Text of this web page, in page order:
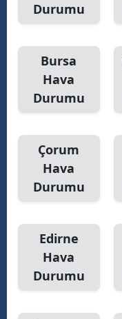
Durumu
Bursa
Hava
Durumu
Çorum
Hava
Durumu
Edirne
Hava
Durumu